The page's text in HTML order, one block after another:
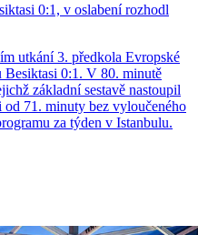
0:1, v oslabení rozhodl
utkání 3. předkola Evropské
0:1. V 80. minutě
základní sestavě nastoupil
71. minuty bez vyloučeného
za týden v Istanbulu.